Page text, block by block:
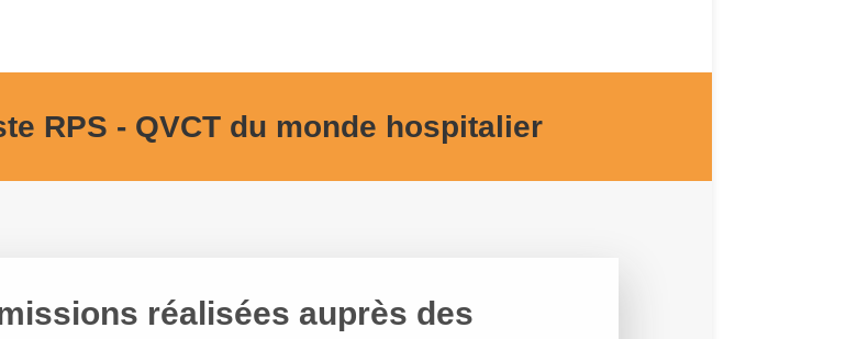
RPS - QVCT du monde hospitalier
réalisées auprès des